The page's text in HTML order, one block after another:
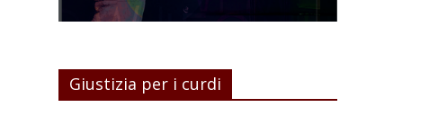
Giustizia per i curdi